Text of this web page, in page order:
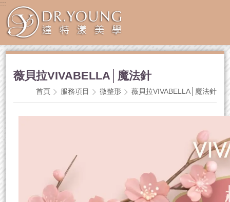
:::
薇貝拉VIVABELLA│魔法針
首頁 服務項目 微整形 薇貝拉VIVABELLA│魔法針